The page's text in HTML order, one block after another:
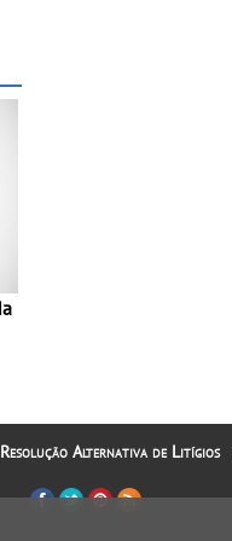
Resolução Alternativa de Litígios